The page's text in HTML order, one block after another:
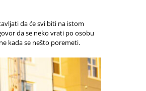
da će svi biti na istom
da se neko vrati po osobu
kada se nešto poremeti.